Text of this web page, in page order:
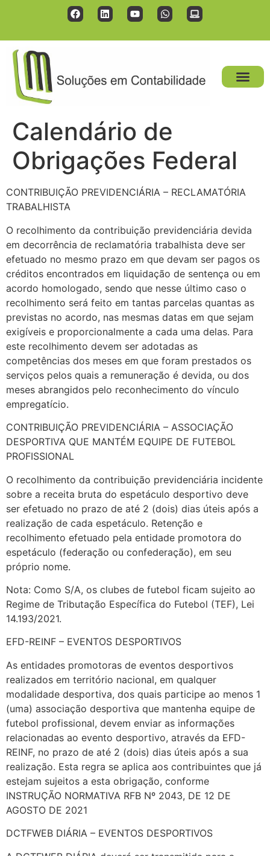
Calendário de
Obrigações Federal
CONTRIBUIÇÃO PREVIDENCIÁRIA – RECLAMATÓRIA
TRABALHISTA
O recolhimento da contribuição previdenciária devida
em decorrência de reclamatória trabalhista deve ser
efetuado no mesmo prazo em que devam ser pagos os
créditos encontrados em liquidação de sentença ou em
acordo homologado, sendo que nesse último caso o
recolhimento será feito em tantas parcelas quantas as
previstas no acordo, nas mesmas datas em que sejam
exigíveis e proporcionalmente a cada uma delas. Para
este recolhimento devem ser adotadas as
competências dos meses em que foram prestados os
serviços pelos quais a remuneração é devida, ou dos
meses abrangidos pelo reconhecimento do vínculo
empregatício.
CONTRIBUIÇÃO PREVIDENCIÁRIA – ASSOCIAÇÃO
DESPORTIVA QUE MANTÉM EQUIPE DE FUTEBOL
PROFISSIONAL
O recolhimento da contribuição previdenciária incidente
sobre a receita bruta do espetáculo desportivo deve
ser efetuado no prazo de até 2 (dois) dias úteis após a
realização de cada espetáculo. Retenção e
recolhimento efetuado pela entidade promotora do
espetáculo (federação ou confederação), em seu
próprio nome.
Nota: Como S/A, os clubes de futebol ficam sujeito ao
Regime de Tributação Específica do Futebol (TEF), Lei
14.193/2021.
EFD-REINF – EVENTOS DESPORTIVOS
As entidades promotoras de eventos desportivos
realizados em território nacional, em qualquer
modalidade desportiva, dos quais participe ao menos 1
(uma) associação desportiva que mantenha equipe de
futebol profissional, devem enviar as informações
relacionadas ao evento desportivo, através da EFD-
REINF, no prazo de até 2 (dois) dias úteis após a sua
realização. Esta regra se aplica aos contribuintes que já
estejam sujeitos a esta obrigação, conforme
INSTRUÇÃO NORMATIVA RFB Nº 2043, DE 12 DE
AGOSTO DE 2021
DCTFWEB DIÁRIA – EVENTOS DESPORTIVOS